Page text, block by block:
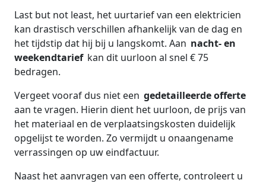
Last but not least, het uurtarief van een elektricien
kan drastisch verschillen afhankelijk van de dag en
het tijdstip dat hij bij u langskomt. Aan nacht- en
weekendtarief kan dit uurloon al snel € 75
bedragen.
Vergeet vooraf dus niet een gedetailleerde offerte
aan te vragen. Hierin dient het uurloon, de prijs van
het materiaal en de verplaatsingskosten duidelijk
opgelijst te worden. Zo vermijdt u onaangename
verrassingen op uw eindfactuur.
Naast het aanvragen van een offerte, controleert u